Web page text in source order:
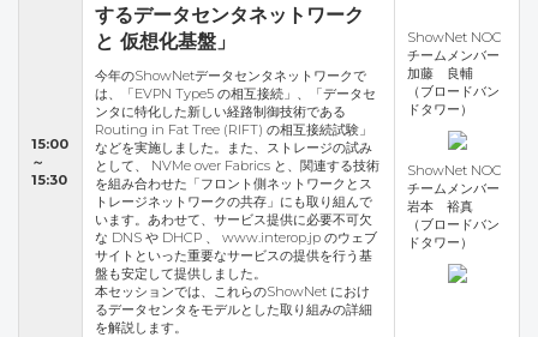
15:00
～
15:30
するデータセンタネットワーク
と 仮想化基盤」
今年のShowNetデータセンタネットワークで
は、「EVPN Type5 の相互接続」、「データセ
ンタに特化した新しい経路制御技術である
Routing in Fat Tree (RIFT) の相互接続試験」
などを実施しました。また、ストレージの試み
として、 NVMe over Fabrics と、関連する技術
を組み合わせた「フロント側ネットワークとス
トレージネットワークの共存」にも取り組んで
います。あわせて、サービス提供に必要不可欠
な DNS や DHCP 、 www.interop.jp のウェブ
サイトといった重要なサービスの提供を行う基
盤も安定して提供しました。
本セッションでは、これらのShowNet におけ
るデータセンタをモデルとした取り組みの詳細
を解説します。
ShowNet NOC
チームメンバー
加藤 良輔
（ブロードバン
ドタワー）
ShowNet NOC
チームメンバー
岩本 裕真
（ブロードバン
ドタワー）